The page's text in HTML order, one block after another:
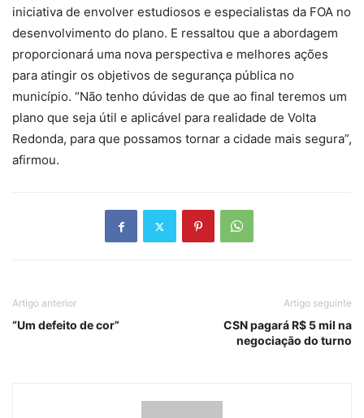
iniciativa de envolver estudiosos e especialistas da FOA no
desenvolvimento do plano. E ressaltou que a abordagem
proporcionará uma nova perspectiva e melhores ações
para atingir os objetivos de segurança pública no
município. “Não tenho dúvidas de que ao final teremos um
plano que seja útil e aplicável para realidade de Volta
Redonda, para que possamos tornar a cidade mais segura”,
afirmou.
Artigo anterior
“Um defeito de cor”
Artigo seguinte
CSN pagará R$ 5 mil na
negociação do turno